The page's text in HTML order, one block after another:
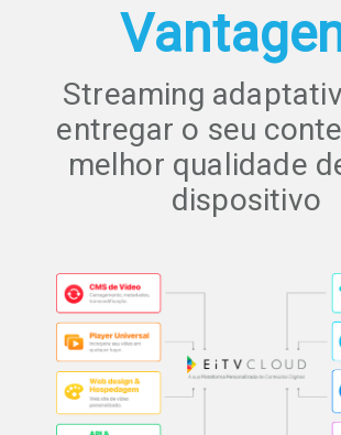
Streaming
entregar o seu
melhor qualidade
dispositivo